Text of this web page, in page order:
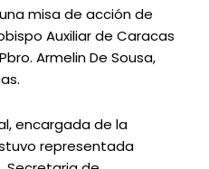
misa de acción de
Auxiliar de Caracas
Armelin De Sousa,
encargada de la
representada